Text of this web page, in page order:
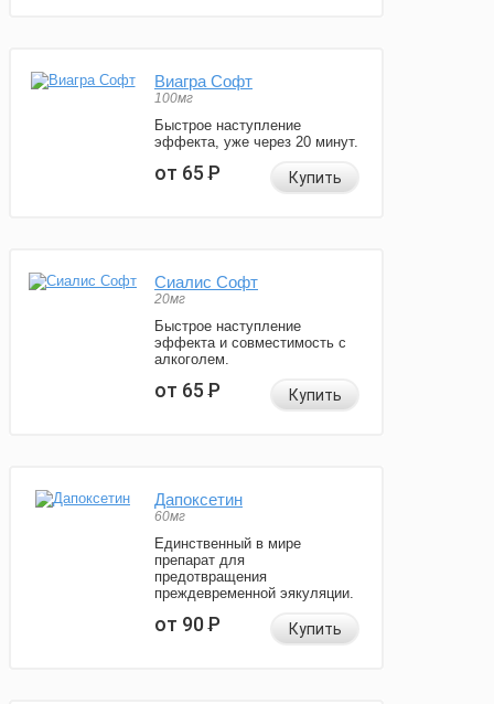
Виагра Софт
100мг
Быстрое наступление
эффекта, уже через 20 минут.
от 65Р Купить
Сиалис Софт
20мг
Быстрое наступление
эффекта и совместимость с
алкоголем.
от 65Р Купить
Дапоксетин
60мг
Единственный в мире
препарат для
предотвращения
преждевременной эякуляции.
от 90Р Купить